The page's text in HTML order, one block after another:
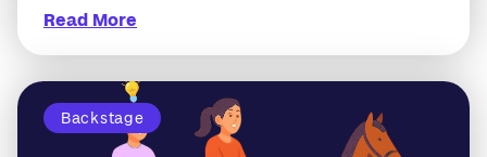
Read More
Backstage